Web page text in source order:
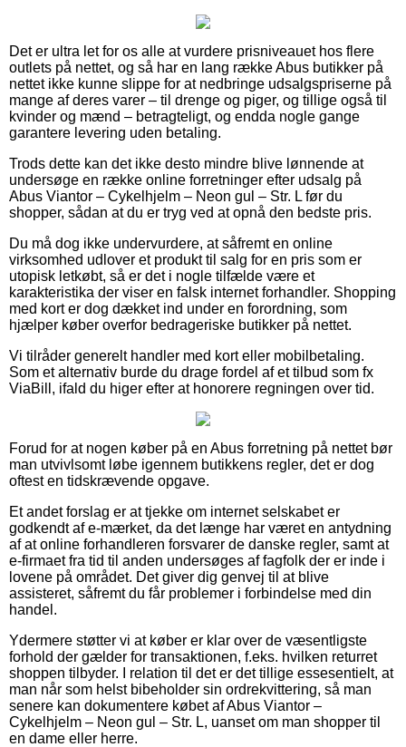
Det er ultra let for os alle at vurdere prisniveauet hos flere
outlets på nettet, og så har en lang række Abus butikker på
nettet ikke kunne slippe for at nedbringe udsalgspriserne på
mange af deres varer – til drenge og piger, og tillige også til
kvinder og mænd – betragteligt, og endda nogle gange
garantere levering uden betaling.
Trods dette kan det ikke desto mindre blive lønnende at
undersøge en række online forretninger efter udsalg på
Abus Viantor – Cykelhjelm – Neon gul – Str. L før du
shopper, sådan at du er tryg ved at opnå den bedste pris.
Du må dog ikke undervurdere, at såfremt en online
virksomhed udlover et produkt til salg for en pris som er
utopisk letkøbt, så er det i nogle tilfælde være et
karakteristika der viser en falsk internet forhandler. Shopping
med kort er dog dækket ind under en forordning, som
hjælper køber overfor bedrageriske butikker på nettet.
Vi tilråder generelt handler med kort eller mobilbetaling.
Som et alternativ burde du drage fordel af et tilbud som fx
ViaBill, ifald du higer efter at honorere regningen over tid.
Forud for at nogen køber på en Abus forretning på nettet bør
man utvivlsomt løbe igennem butikkens regler, det er dog
oftest en tidskrævende opgave.
Et andet forslag er at tjekke om internet selskabet er
godkendt af e-mærket, da det længe har været en antydning
af at online forhandleren forsvarer de danske regler, samt at
e-firmaet fra tid til anden undersøges af fagfolk der er inde i
lovene på området. Det giver dig genvej til at blive
assisteret, såfremt du får problemer i forbindelse med din
handel.
Ydermere støtter vi at køber er klar over de væsentligste
forhold der gælder for transaktionen, f.eks. hvilken returret
shoppen tilbyder. I relation til det er det tillige essesentielt, at
man når som helst bibeholder sin ordrekvittering, så man
senere kan dokumentere købet af Abus Viantor –
Cykelhjelm – Neon gul – Str. L, uanset om man shopper til
en dame eller herre.